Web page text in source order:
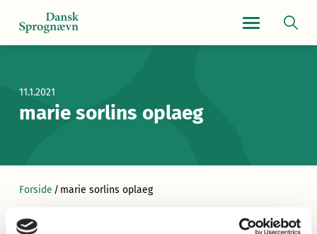
11.1.2021
marie sorlins oplaeg
Forside / marie sorlins oplaeg